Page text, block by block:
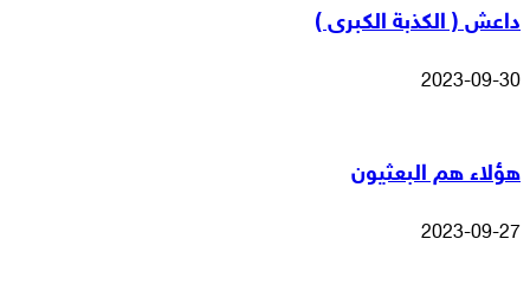
داعش ( الكذبة الكبرى )
2023-09-30
هؤلاء هم البعثيون
2023-09-27